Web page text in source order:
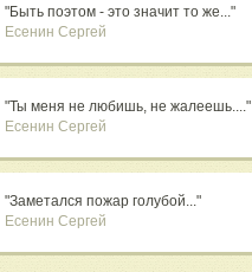
"Быть поэтом - это значит то же..."
Есенин Сергей
"Ты меня не любишь, не жалеешь...."
Есенин Сергей
"Заметался пожар голубой..."
Есенин Сергей